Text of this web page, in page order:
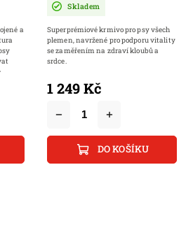
a
starší psy s citlivým
pšenici
Skladem
1 249 Kč
DO KOŠÍKU
Superprémiové krmivo pro psy všech
plemen, navržené pro podporu vitality
se zaměřením na zdraví kloubů a
srdce.